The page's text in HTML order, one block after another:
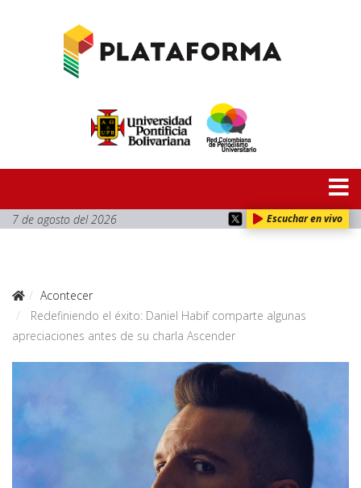
7 de agosto del 2026 Escuchar en vivo
Acontecer
Redefiniendo el éxito: Daniel Habif comparte algunas
apreciaciones antes de su charla Ascender